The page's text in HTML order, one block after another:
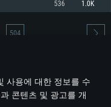
사용에 대한 정보를 수
콘텐츠 및 광고를 개
라이버를 지원하는 NVIDIA
며 최신 그래픽 드라이버를
원 해상도 720p) 이상
536 1.0K
504